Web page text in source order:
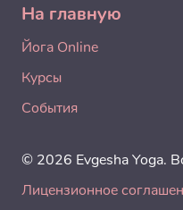
На главную
Йога Online
Курсы
События
© 2026 Evgesha Yoga.
Лицензионное